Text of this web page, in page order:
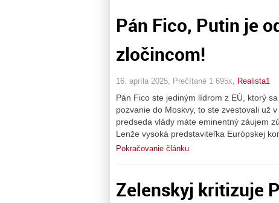
Pán Fico, Putin je
zločincom!
16. apríla 2025, Prečítané 1 695x, Realista1
Pán Fico ste jediným lídrom z EÚ, ktorý
pozvanie do Moskvy, to ste zvestovali už
predseda vlády máte eminentný záujem
Lenže vysoká predstaviteľka Európskej
Pokračovanie článku
Zelenskyj kritizuje